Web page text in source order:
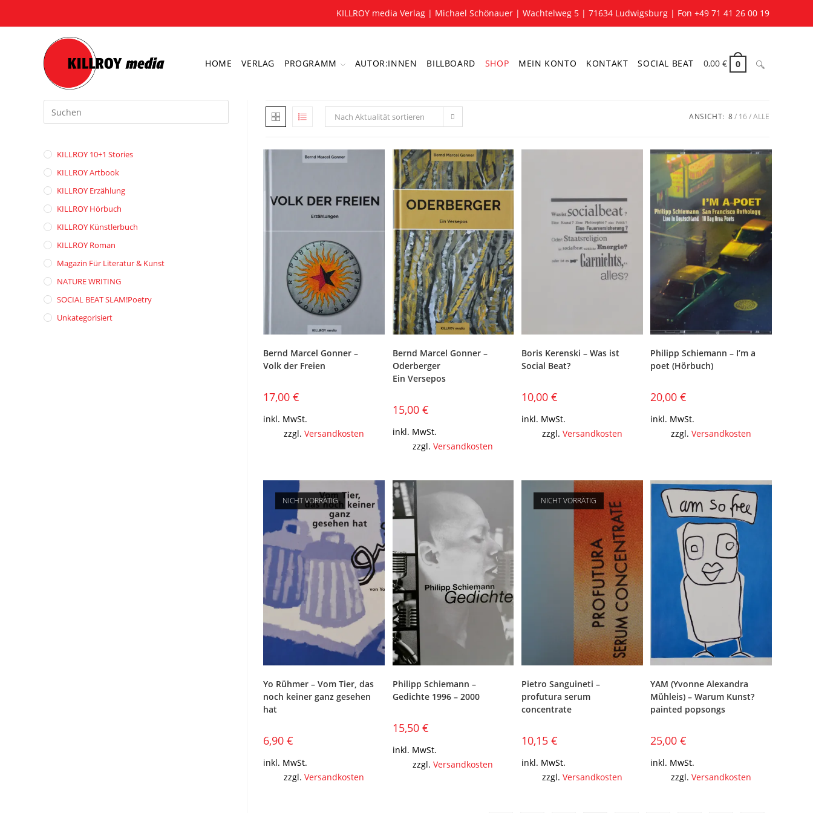
KILLROY media Verlag | Michael Schönauer | Wachtelweg 5 | 71634 Ludwigsburg | Fon +49 71 41 26 00 19
HOME VERLAG PROGRAMM AUTOR:INNEN BILLBOARD SHOP MEIN KONTO KONTAKT SOCIAL BEAT 0,00 € 0 Website-
umschalten
KILLROY 10+1 Stories
KILLROY Artbook
KILLROY Erzählung
KILLROY Hörbuch
KILLROY Künstlerbuch
KILLROY Roman
Magazin Für Literatur & Kunst
NATURE WRITING
SOCIAL BEAT SLAM!poetry
Unkategorisiert
Nach Aktualität sortieren ANSICHT: 8 16 ALLE
Bernd Marcel Gonner –
Volk der Freien
17,00€
inkl. MwSt.
zzgl.Versandkosten
Bernd Marcel Gonner –
Oderberger
Ein Versepos
15,00 €
inkl. MwSt.
zzgl.Versandkosten
Boris Kerenski – Was ist
Social Beat?
10,00 €
inkl. MwSt.
zzgl. Versandkosten
Philipp Schiemann – I’m a
poet (Hörbuch)
20,00 €
inkl. MwSt.
zzgl. Versandkosten
NICHT VORRÄTIG
Yo Rühmer – Vom Tier, das
noch keiner ganz gesehen
hat
6,90€
inkl. MwSt.
zzgl.Versandkosten
Philipp Schiemann –
Gedichte 1996 – 2000
15,50 €
inkl. MwSt.
zzgl.Versandkosten
NICHT VORRÄTIG
Pietro Sanguineti –
profutura serum
concentrate
10,15 €
inkl. MwSt.
zzgl. Versandkosten
YAM (Yvonne Alexandra
Mühleis) – Warum Kunst?
painted popsongs
25,00 €
inkl. MwSt.
zzgl. Versandkosten